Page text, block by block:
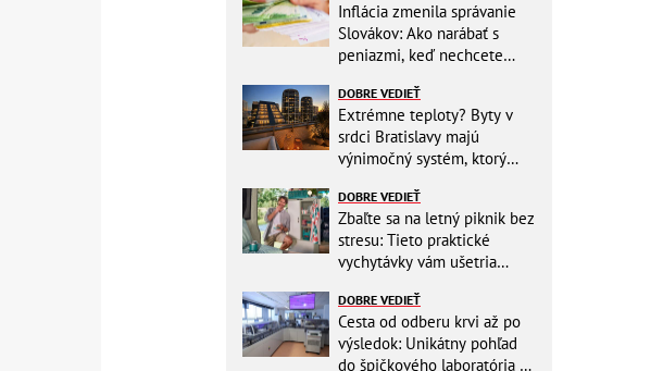
Inflácia zmenila správanie
Slovákov: Ako narábať s
peniazmi, keď nechcete
DOBRE VEDIEŤ
Extrémne teploty? Byty v
srdci Bratislavy majú
výnimočný systém, ktorý
DOBRE VEDIEŤ
Zbaľte sa na letný piknik bez
stresu: Tieto praktické
vychytávky vám ušetria
DOBRE VEDIEŤ
Cesta od odberu krvi až po
výsledok: Unikátny pohľad
do špičkového laboratória na